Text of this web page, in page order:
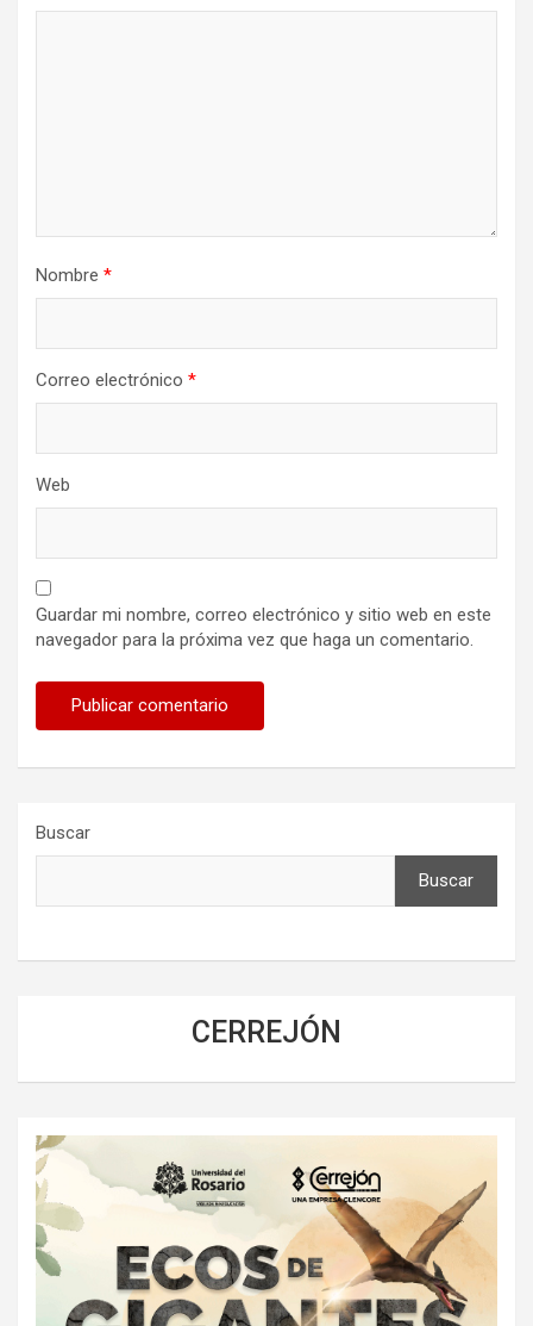
Nombre *
Correo electrónico *
Web
Guardar mi nombre, correo electrónico y sitio web en este
navegador para la próxima vez que haga un comentario.
Buscar
Buscar
CERREJÓN